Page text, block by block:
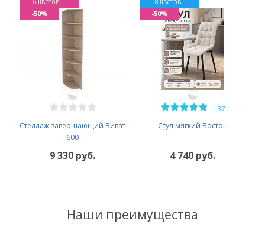
Стеллаж завершающий Виват
600
9 330 руб.
-50%
37
Стул мягкий Бостон
4 740 руб.
-50%
Наши преимущества